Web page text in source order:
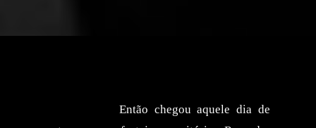
Então chegou aquele dia de